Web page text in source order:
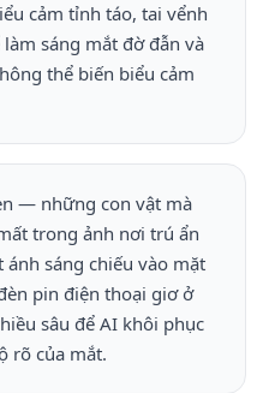
cảm tỉnh táo, tai vểnh
sáng mắt đờ đẫn và
thể biến biểu cảm
— những con vật mà
trong ảnh nơi trú ẩn
sáng chiếu vào mặt
pin điện thoại giơ ở
sâu để AI khôi phục
rõ của mắt.